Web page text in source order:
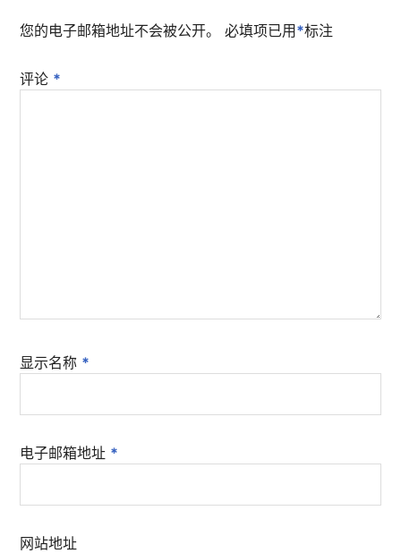
您的电子邮箱地址不会被公开。 必填项已用 *标注
评论 *
显示名称 *
电子邮箱地址 *
网站地址